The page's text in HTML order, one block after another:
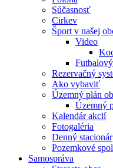
Súčasnosť
Cirkev
Šport v našej
Video
Rezervačný
Ako vybaviť
Územný plán
Územný
Kalendár akcií
Fotogaléria
Denný stacionár
Pozemkové
Samospráva